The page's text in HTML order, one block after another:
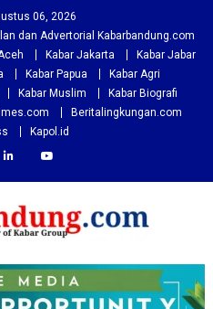
06, 2026
dan Advertorial Kabarbandung.com
Kabar Jakarta
Kabar Jabar
Kabar Papua
Kabar Agri
Kabar Muslim
Kabar Biografi
Beritalingkungan.com
Kapol.id